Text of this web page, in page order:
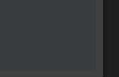
der
bekommt das
besondere,